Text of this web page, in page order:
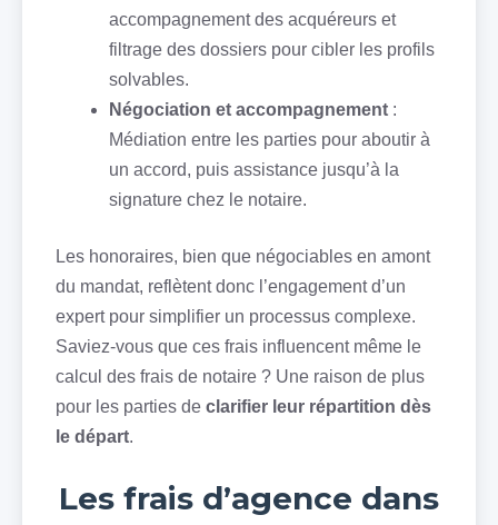
accompagnement des acquéreurs et
filtrage des dossiers pour cibler les profils
solvables.
Négociation et accompagnement :
Médiation entre les parties pour aboutir à
un accord, puis assistance jusqu’à la
signature chez le notaire.
Les honoraires, bien que négociables en amont
du mandat, reflètent donc l’engagement d’un
expert pour simplifier un processus complexe.
Saviez-vous que ces frais influencent même le
calcul des frais de notaire ? Une raison de plus
pour les parties de clarifier leur répartition dès
le départ.
Les frais d’agence dans